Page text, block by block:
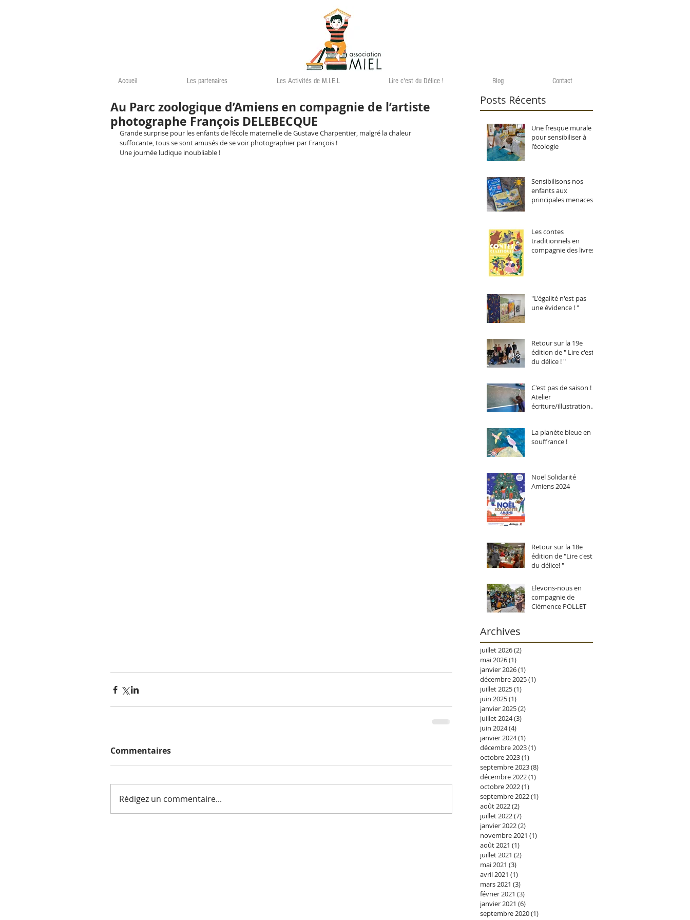
Accueil Les partenaires Les Activités de M.I.E.L Lire c'est du Délice ! Blog Contact
Au Parc zoologique d’Amiens en compagnie de l’artiste
photographe François DELEBECQUE
Grande surprise pour les enfants de l’école maternelle de Gustave Charpentier, malgré la chaleur
suffocante, tous se sont amusés de se voir photographier par François !
Une journée ludique inoubliable !
Commentaires
Rédigez un commentaire...
Posts Récents
Une fresque murale
pour sensibiliser à
l’écologie
Sensibilisons nos
enfants aux
principales menaces
Les contes
traditionnels en
compagnie des livres !
"L'égalité n'est pas
une évidence ! "
Retour sur la 19e
édition de " Lire c'est
du délice ! "
C'est pas de saison !
Atelier
écriture/illustration
La planète bleue en
souffrance !
Noël Solidarité
Amiens 2024
Retour sur la 18e
édition de "Lire c'est
du délice! "
Elevons-nous en
compagnie de
Clémence POLLET
Archives
juillet 2026(2)
mai 2026(1)
janvier 2026(1)
décembre 2025(1)
juillet 2025(1)
juin 2025(1)
janvier 2025(2)
juillet 2024(3)
juin 2024(4)
janvier 2024(1)
décembre 2023(1)
octobre 2023(1)
septembre 2023(8)
décembre 2022(1)
octobre 2022(1)
septembre 2022(1)
août 2022(2)
juillet 2022(7)
janvier 2022(2)
novembre 2021 (1)
août 2021 (1)
juillet 2021 (2)
mai 2021 (3)
avril 2021 (1)
mars 2021 (3)
février 2021 (3)
janvier 2021 (6)
septembre 2020(1)